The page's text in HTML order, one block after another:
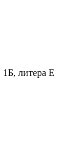
литера Е